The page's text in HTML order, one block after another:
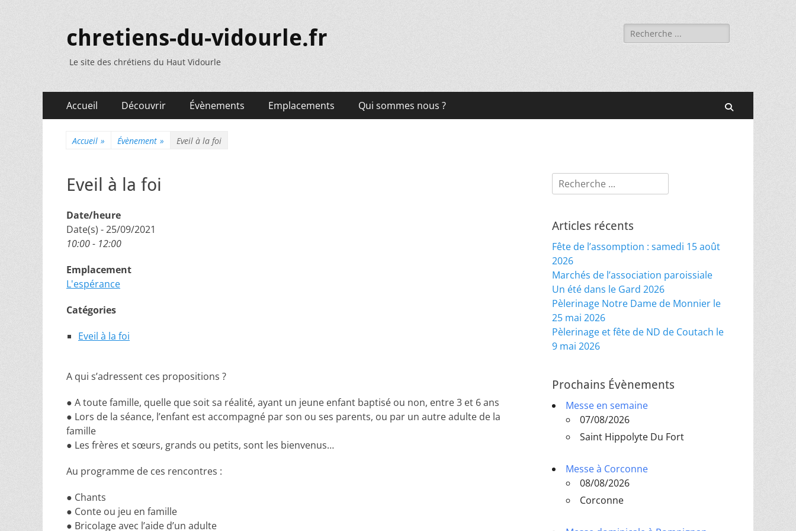
chretiens-du-vidourle.fr
Le site des chrétiens du Haut Vidourle
Rechercher :
Menu
principal
Accueil Découvrir Évènements Emplacements Qui sommes nous ?
Accueil » Évènement » Eveil à la foi
Eveil à la foi
Date/heure
Date(s) - 25/09/2021
10:00 - 12:00
Emplacement
L'espérance
Catégories
Eveil à la foi
A qui s’adressent ces propositions ?
● A toute famille, quelle que soit sa réalité, ayant un jeune enfant baptisé ou non, entre 3 et 6 ans
● Lors de la séance, l’enfant est accompagné par son ou ses parents, ou par un autre adulte de la
famille
● Les frères et sœurs, grands ou petits, sont les bienvenus…
Au programme de ces rencontres :
● Chants
● Conte ou jeu en famille
● Bricolage avec l’aide d’un adulte
Rechercher :
Articles récents
Fête de l’assomption : samedi 15 août
2026
Marchés de l’association paroissiale
Un été dans le Gard 2026
Pèlerinage Notre Dame de Monnier le
25 mai 2026
Pèlerinage et fête de ND de Coutach le
9 mai 2026
Prochains Évènements
Messe en semaine
07/08/2026
Saint Hippolyte Du Fort
Messe à Corconne
08/08/2026
Corconne